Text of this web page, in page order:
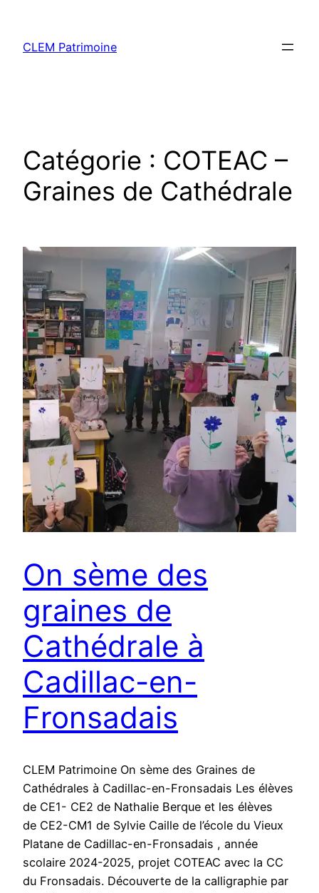
CLEM Patrimoine
Catégorie : COTEAC –
Graines de Cathédrale
On sème des
graines de
Cathédrale à
Cadillac-en-
Fronsadais
CLEM Patrimoine On sème des Graines de
Cathédrales à Cadillac-en-Fronsadais Les élèves
de CE1- CE2 de Nathalie Berque et les élèves
de CE2-CM1 de Sylvie Caille de l’école du Vieux
Platane de Cadillac-en-Fronsadais , année
scolaire 2024-2025, projet COTEAC avec la CC
du Fronsadais. Découverte de la calligraphie par